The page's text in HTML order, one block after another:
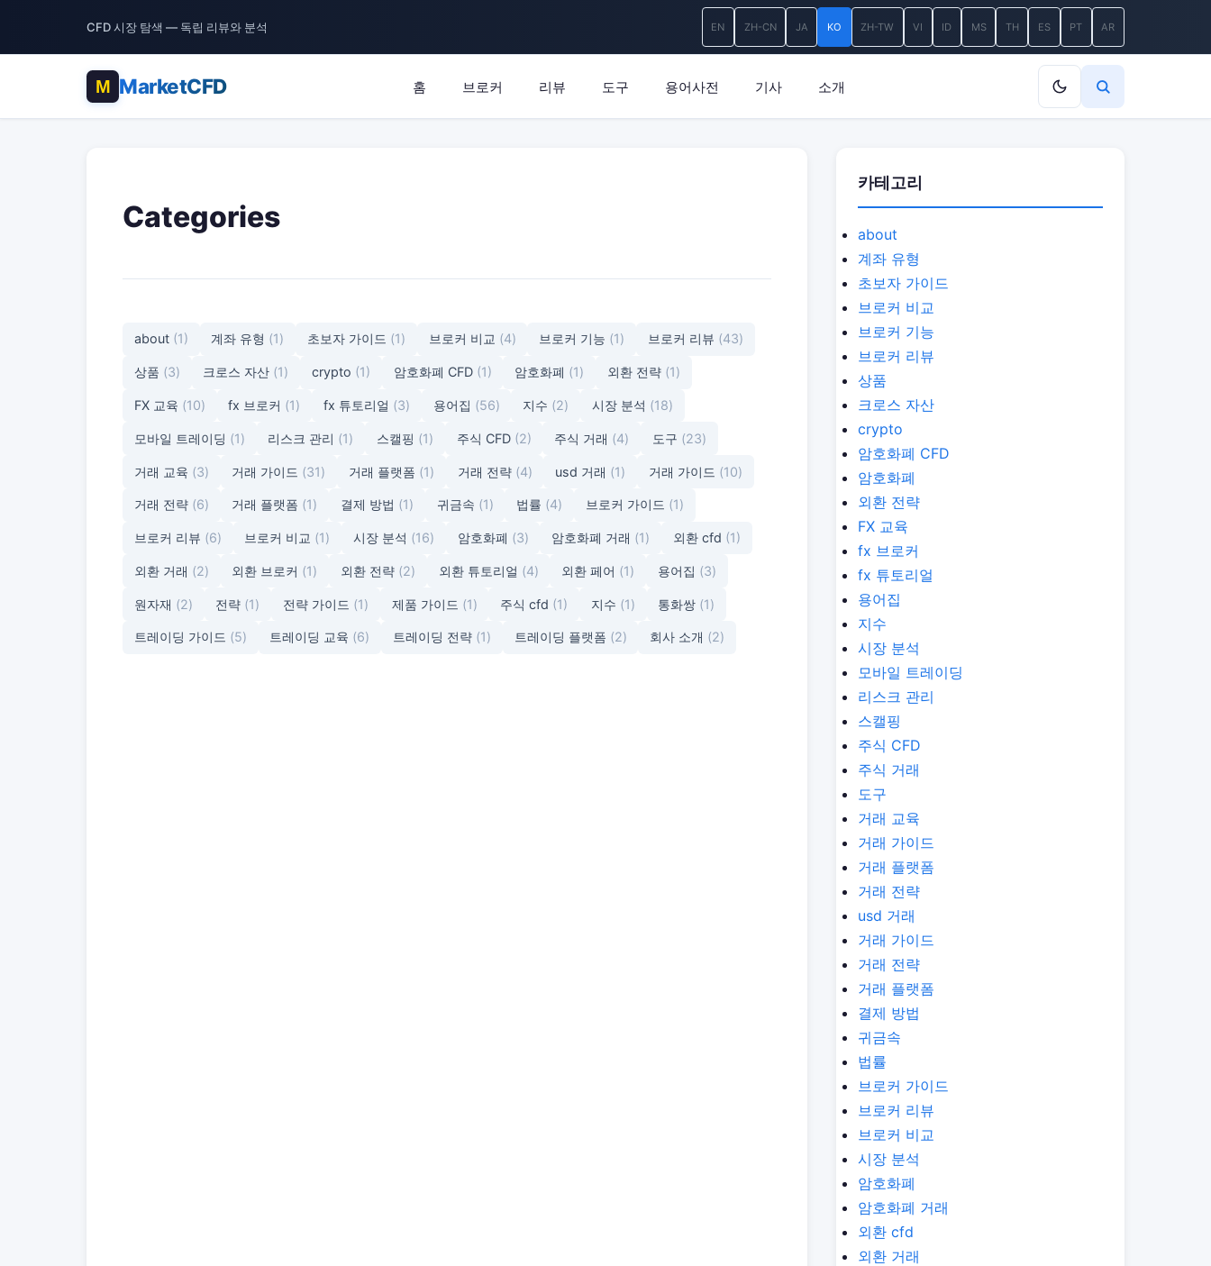
CFD 시장 탐색 — 독립 리뷰와 분석 EN ZH-CN JA KO ZH-TW VI ID MS TH ES PT AR
MarketCFD 홈 브로커 리뷰 도구 용어사전 기사 소개
Categories
about (1) 계좌 유형 (1) 초보자 가이드 (1) 브로커 비교 (4) 브로커 기능 (1) 브로커 리뷰 (43)
상품 (3) 크로스 자산 (1) crypto (1) 암호화폐 CFD (1) 암호화폐 (1) 외환 전략 (1)
FX 교육 (10) fx 브로커 (1) fx 튜토리얼 (3) 용어집 (56) 지수 (2) 시장 분석 (18)
모바일 트레이딩 (1) 리스크 관리 (1) 스캘핑 (1) 주식 CFD (2) 주식 거래 (4) 도구 (23)
거래 교육 (3) 거래 가이드 (31) 거래 플랫폼 (1) 거래 전략 (4) usd 거래 (1) 거래 가이드 (10)
거래 전략 (6) 거래 플랫폼 (1) 결제 방법 (1) 귀금속 (1) 법률 (4) 브로커 가이드 (1)
브로커 리뷰 (6) 브로커 비교 (1) 시장 분석 (16) 암호화폐 (3) 암호화폐 거래 (1) 외환 cfd (1)
외환 거래 (2) 외환 브로커 (1) 외환 전략 (2) 외환 튜토리얼 (4) 외환 페어 (1) 용어집 (3)
원자재 (2) 전략 (1) 전략 가이드 (1) 제품 가이드 (1) 주식 cfd (1) 지수 (1) 통화쌍 (1)
트레이딩 가이드 (5) 트레이딩 교육 (6) 트레이딩 전략 (1) 트레이딩 플랫폼 (2) 회사 소개 (2)
카테고리
about
계좌 유형
초보자 가이드
브로커 비교
브로커 기능
브로커 리뷰
상품
크로스 자산
crypto
암호화폐 CFD
암호화폐
외환 전략
FX 교육
fx 브로커
fx 튜토리얼
용어집
지수
시장 분석
모바일 트레이딩
리스크 관리
스캘핑
주식 CFD
주식 거래
도구
거래 교육
거래 가이드
거래 플랫폼
거래 전략
usd 거래
거래 가이드
거래 전략
거래 플랫폼
결제 방법
귀금속
법률
브로커 가이드
브로커 리뷰
브로커 비교
시장 분석
암호화폐
암호화폐 거래
외환 cfd
외환 거래